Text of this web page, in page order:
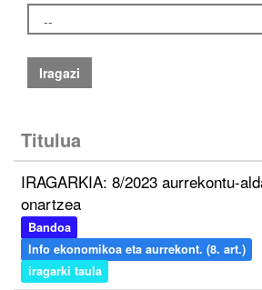
Iragazi
Titulua
IRAGARKIA: 8/2023 aurrekontu-
onartzea
Bandoa
Info ekonomikoa eta aurrekont. (8. art.)
iragarki taula